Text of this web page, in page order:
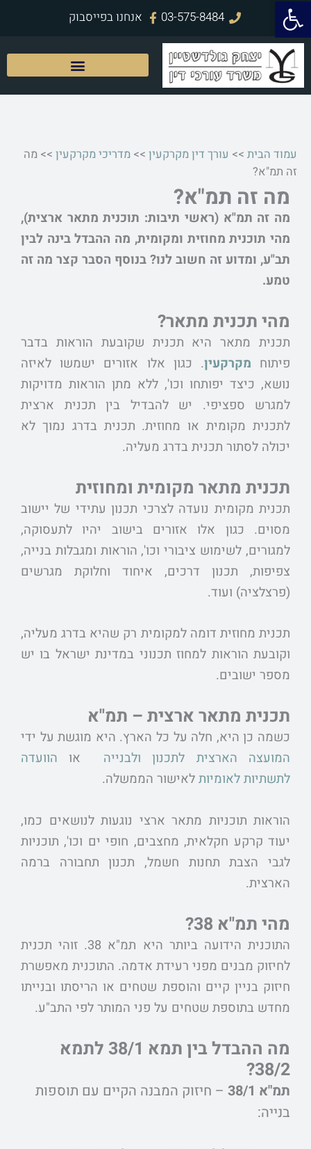
פתח סרגל נגישות
דילוג
לתוכן
03-575-8484 אנחנו בפייסבוק
עמוד הבית >> עורך דין מקרקעין >> מדריכי מקרקעין >> מה
זה תמ"א?
מה זה תמ"א?
מה זה תמ"א (ראשי תיבות: תוכנית מתאר ארצית),
מהי תוכנית מחוזית ומקומית, מה ההבדל בינה לבין
תב"ע, ומדוע זה חשוב לנו? בנוסף הסבר קצר מה זה
טמע.
מהי תכנית מתאר?
תכנית מתאר היא תכנית שקובעת הוראות בדבר
פיתוח מקרקעין. כגון אלו אזורים ישמשו לאיזה
נושא, כיצד יפותחו וכו', ללא מתן הוראות מדויקות
למגרש ספציפי. יש להבדיל בין תכנית ארצית
לתכנית מקומית או מחוזית. תכנית בדרג נמוך לא
יכולה לסתור תכנית בדרג מעליה.
תכנית מתאר מקומית ומחוזית
תכנית מקומית נועדה לצרכי תכנון עתידי של יישוב
מסוים. כגון אלו אזורים בישוב יהיו לתעסוקה,
למגורים, לשימוש ציבורי וכו', הוראות ומגבלות בנייה,
צפיפות, תכנון דרכים, איחוד וחלוקת מגרשים
(פרצלציה) ועוד.
תכנית מחוזית דומה למקומית רק שהיא בדרג מעליה,
וקובעת הוראות למחוז תכנוני במדינת ישראל בו יש
מספר ישובים.
תכנית מתאר ארצית – תמ"א
כשמה כן היא, חלה על כל הארץ. היא מוגשת על ידי
המועצה הארצית לתכנון ולבנייה או הוועדה
לתשתיות לאומיותלאישור הממשלה.
הוראות תוכניות מתאר ארצי נוגעות לנושאים כמו,
יעוד קרקע חקלאית, מחצבים, חופי ים וכו', תוכניות
לגבי הצבת תחנות חשמל, תכנון תחבורה ברמה
הארצית.
מהי תמ"א 38?
התוכנית הידועה ביותר היא תמ"א 38. זוהי תכנית
לחיזוק מבנים מפני רעידת אדמה. התוכנית מאפשרת
חיזוק בניין קיים והוספת שטחים או הריסתו ובנייתו
מחדש בתוספת שטחים על פני המותר לפי התב"ע.
מה ההבדל בין תמא 38/1 לתמא
38/2?
תמ"א 38/1
– חיזוק המבנה הקיים עם תוספות
בנייה: